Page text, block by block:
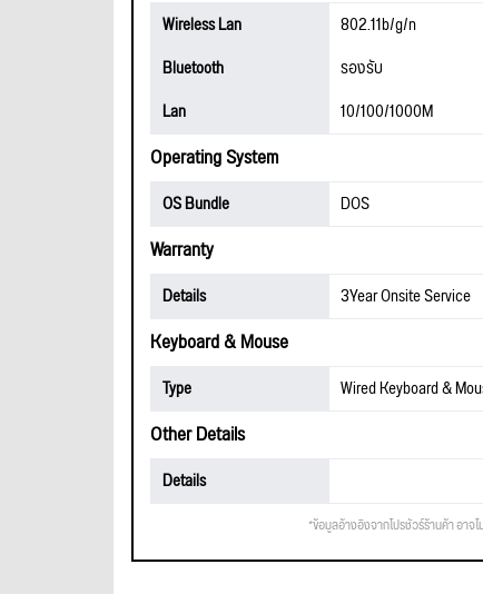
Wireless Lan
802.11b/g/n
Bluetooth
รองรับ
Lan
10/100/1000M
Operating System
OS Bundle DOS
Warranty
Details 3Year Onsite Service
Keyboard & Mouse
Type Wired Keyboard &
Other Details
Details
*ข้อมูลอ้างอิงจากโปรชัวร์ร้านค้า อา